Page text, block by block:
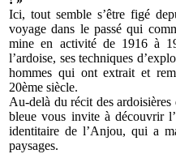
Ici, tout semble s’être figé
voyage dans le passé qui
mine en activité de 1916 à
l’ardoise, ses techniques
hommes qui ont extrait et
20ème siècle.
Au-delà du récit des
bleue vous invite à découvrir
identitaire de l’Anjou, qui a
paysages.